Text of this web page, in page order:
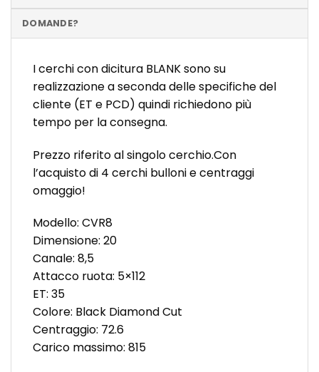
DOMANDE?
I cerchi con dicitura BLANK sono su
realizzazione a seconda delle specifiche del
cliente (ET e PCD) quindi richiedono più
tempo per la consegna.
Prezzo riferito al singolo cerchio.Con
l’acquisto di 4 cerchi bulloni e centraggi
omaggio!
Modello: CVR8
Dimensione: 20
Canale: 8,5
Attacco ruota: 5×112
ET: 35
Colore: Black Diamond Cut
Centraggio: 72.6
Carico massimo: 815